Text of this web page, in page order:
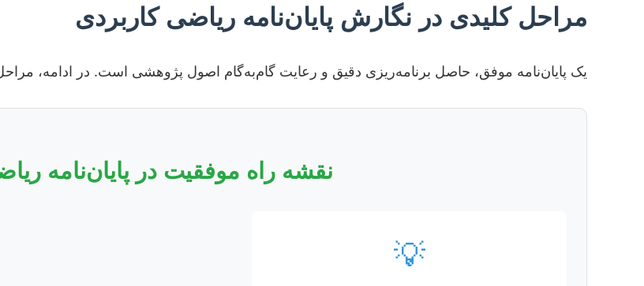
مراحل کلیدی در نگارش پایان‌نامه ریاضی کاربردی
یک پایان‌نامه موفق، حاصل برنامه‌ریزی دقیق و رعایت گام‌به‌گام اصول پژوهشی است. در ادامه،
نقشه راه موفقیت در پایان‌نامه
💡